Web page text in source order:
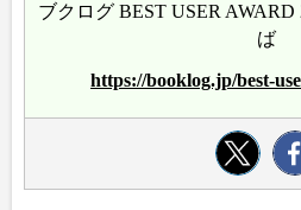
ブクログ BEST USER
ば
https://booklog.jp/best-